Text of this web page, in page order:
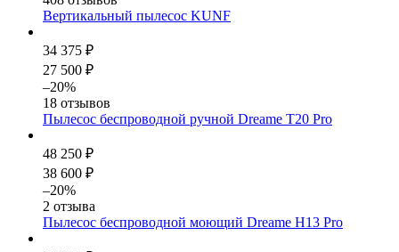
Вертикальный пылесос KUNF
34 375 ₽
27 500 ₽
–20%
18 отзывов
Пылесос беспроводной ручной Dreame T20 Pro
48 250 ₽
38 600 ₽
–20%
2 отзыва
Пылесос беспроводной моющий Dreame H13 Pro